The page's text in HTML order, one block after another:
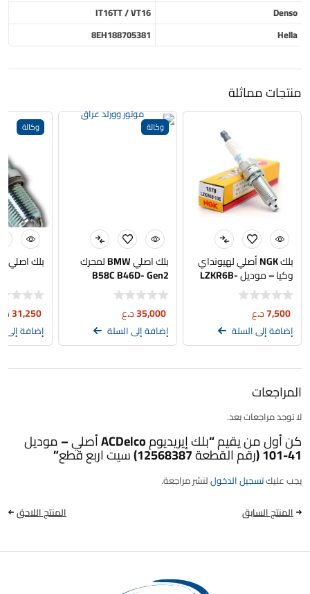
Denso
IT16TT / VT16
Hella
8EH188705381
منتجات مماثلة
بلك NGK أصلي لهيونداي
وكيا – موديل LZKR6B-
10E
7,500د.ع
إضافة إلى السلة
وكالة
بلك اصلي BMW لمحرك
B58C B46D- Gen2
35,000د.ع
إضافة إلى السلة
وكالة
بلك اصلي BMW N52N
31,250
إضافة إلى
المراجعات
لا توجد مراجعات بعد.
كن أول من يقيم “بلك إيريديوم ACDelco أصلي – موديل
41-101 (رقم القطعة 12568387) سيت اربع قطع”
يجب عليكتسجيل الدخوللنشر مراجعة.
المنتج السابق
المنتج اللاحق